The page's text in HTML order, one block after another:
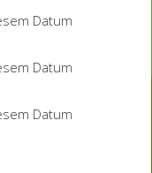
Datum
Datum
Datum